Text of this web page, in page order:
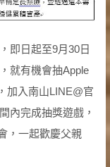
即日起至9月30日
就有機會抽Apple
加入南山LINE@官
內完成抽獎遊戲，
，一起歡慶父親